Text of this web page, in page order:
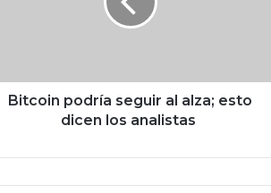
Bitcoin podría seguir al alza; esto
dicen los analistas